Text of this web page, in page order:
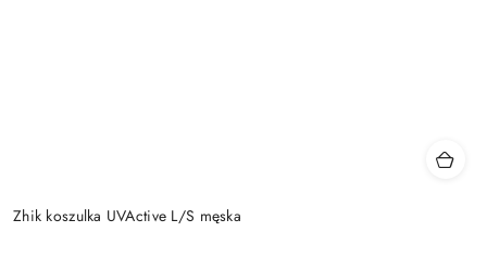
Zhik koszulka UVActive L/S męska